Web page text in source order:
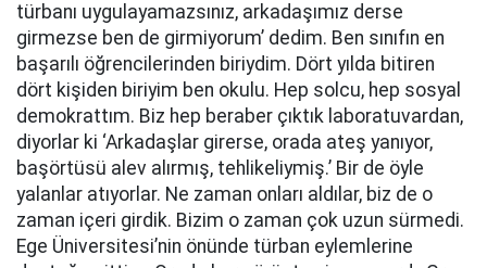
türbanı uygulayamazsınız, arkadaşımız derse
girmezse ben de girmiyorum’ dedim. Ben sınıfın en
başarılı öğrencilerinden biriydim. Dört yılda bitiren
dört kişiden biriyim ben okulu. Hep solcu, hep sosyal
demokrattım. Biz hep beraber çıktık laboratuvardan,
diyorlar ki ‘Arkadaşlar girerse, orada ateş yanıyor,
başörtüsü alev alırmış, tehlikeliymiş.’ Bir de öyle
yalanlar atıyorlar. Ne zaman onları aldılar, biz de o
zaman içeri girdik. Bizim o zaman çok uzun sürmedi.
Ege Üniversitesi’nin önünde türban eylemlerine